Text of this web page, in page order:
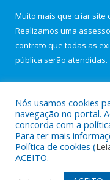
Muito mais que criar site
Realizamos uma
contrato que todas as
pública serão atendidas.
Todos os direitos
Nós usamos cookies
navegação no portal.
concorda com a
Para ter mais
Política de cookies (
ACEITO.